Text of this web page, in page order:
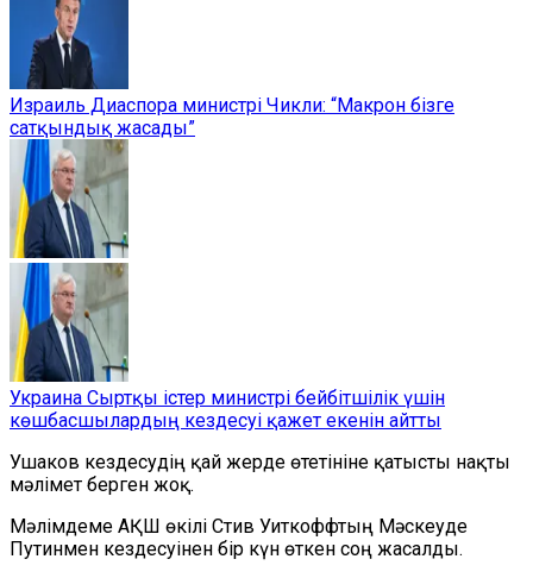
Израиль Диаспора министрі Чикли: “Макрон бізге
сатқындық жасады”
Украина Сыртқы істер министрі бейбітшілік үшін
көшбасшылардың кездесуі қажет екенін айтты
Ушаков кездесудің қай жерде өтетініне қатысты нақты
мәлімет берген жоқ.
Мәлімдеме АҚШ өкілі Стив Уиткоффтың Мәскеуде
Путинмен кездесуінен бір күн өткен соң жасалды.